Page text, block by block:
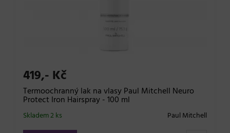
419,- Kč
Termoochranný lak na vlasy Paul Mitchell Neuro
Protect Iron Hairspray - 100 ml
Paul Mitchell
Skladem 2 ks